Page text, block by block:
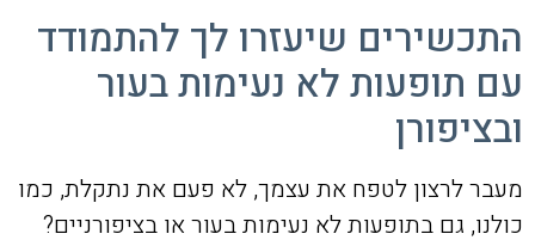
התכשירים שיעזרו לך להתמודד
עם תופעות לא נעימות בעור
ובציפורן
מעבר לרצון לטפח את עצמך, לא פעם את נתקלת, כמו
כולנו, גם בתופעות לא נעימות בעור או בציפורניים?